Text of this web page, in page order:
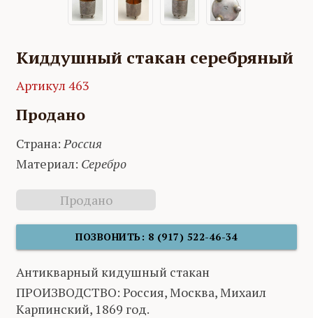
Киддушный стакан серебряный
Артикул 463
Продано
Страна:Россия
Материал: Серебро
Продано
ПОЗВОНИТЬ: 8 (917) 522-46-34
Антикварный кидушный стакан
ПРОИЗВОДСТВО: Россия, Москва, Михаил
Карпинский, 1869 год.